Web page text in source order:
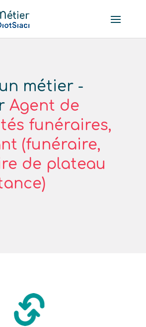
métier -
Agent de
funéraires,
(funéraire,
de plateau